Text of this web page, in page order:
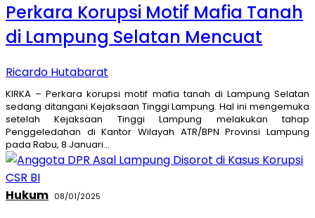
Perkara Korupsi Motif Mafia Tanah
di Lampung Selatan Mencuat
Ricardo Hutabarat
KIRKA – Perkara korupsi motif mafia tanah di Lampung Selatan
sedang ditangani Kejaksaan Tinggi Lampung. Hal ini mengemuka
setelah Kejaksaan Tinggi Lampung melakukan tahap
Penggeledahan di Kantor Wilayah ATR/BPN Provinsi Lampung
pada Rabu, 8 Januari…
Hukum 08/01/2025